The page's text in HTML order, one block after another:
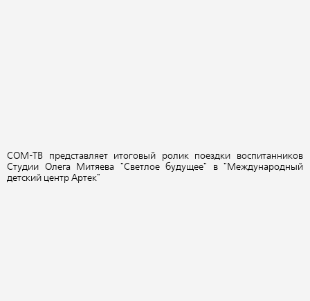
СОМ-ТВ представляет итоговый ролик поездки воспитанников
Студии Олега Митяева "Светлое будущее" в "Международный
детский центр Артек"